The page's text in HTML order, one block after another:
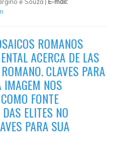
ROMANOS
ACERCA DE LAS
CLAVES PARA
IMAGEM NOS
FONTE
ELITES NO
PARA SUA